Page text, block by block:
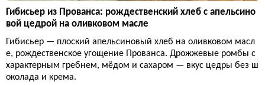
Гибисьер из Прованса: рождественский хлеб с апельсино
вой цедрой на оливковом масле
Гибисьер — плоский апельсиновый хлеб на оливковом масл
е, рождественское угощение Прованса. Дрожжевые ромбы с
характерным гребнем, мёдом и сахаром — вкус цедры без ш
околада и крема.